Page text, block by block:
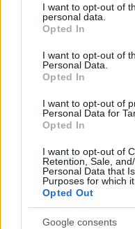
not limited to your visit
grant or deny consent to
use your data for below
consent section.
I want to opt-out of
personal data.
Opted In
I want to opt-out of
Personal Data.
Opted In
I want to opt-out of
Personal Data for
Opted In
I want to opt-out of
Retention, Sale,
Personal Data that
Purposes for which
Opted Out
Google consents
A 2012-es interjúban
felidézte: mint
együtt töltötték
"Gobbi Hilda
tekintetben. A
házában sokan
- mondta, hozzátéve,
bajonettet tőle kapta
A Madách
játszotta a Jövőre,
Schütz Ilával, akivel